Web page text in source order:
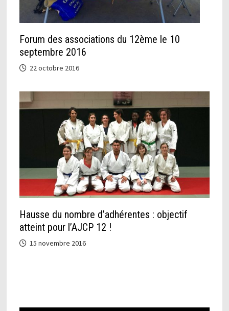
Forum des associations du 12ème le 10
septembre 2016
22 octobre 2016
Hausse du nombre d’adhérentes : objectif
atteint pour l’AJCP 12 !
15 novembre 2016